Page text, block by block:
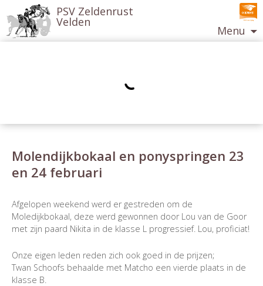
PSV Zeldenrust
Velden
Menu
Molendijkbokaal en ponyspringen 23
en 24 februari
Afgelopen weekend werd er gestreden om de
Moledijkbokaal, deze werd gewonnen door Lou van de Goor
met zijn paard Nikita in de klasse L progressief. Lou, proficiat!
Onze eigen leden reden zich ook goed in de prijzen;
Twan Schoofs behaalde met Matcho een vierde plaats in de
klasse B.